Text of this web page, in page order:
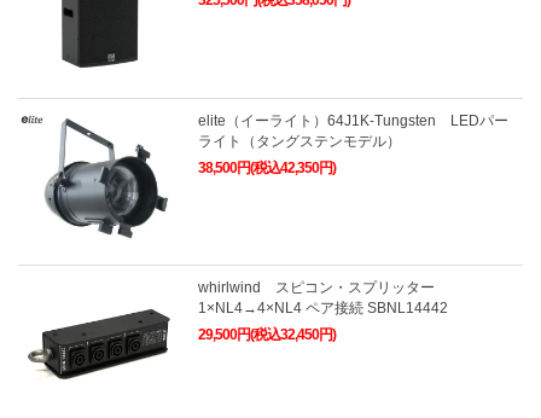
elite（イーライト）64J1K-Tungsten LEDパー
ライト（タングステンモデル）
38,500円(税込42,350円)
whirlwind スピコン・スプリッター
1×NL4→4×NL4 ペア接続 SBNL14442
29,500円(税込32,450円)